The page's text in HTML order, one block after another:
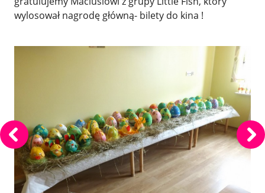
wylosował nagrodę główną- bilety do kina !